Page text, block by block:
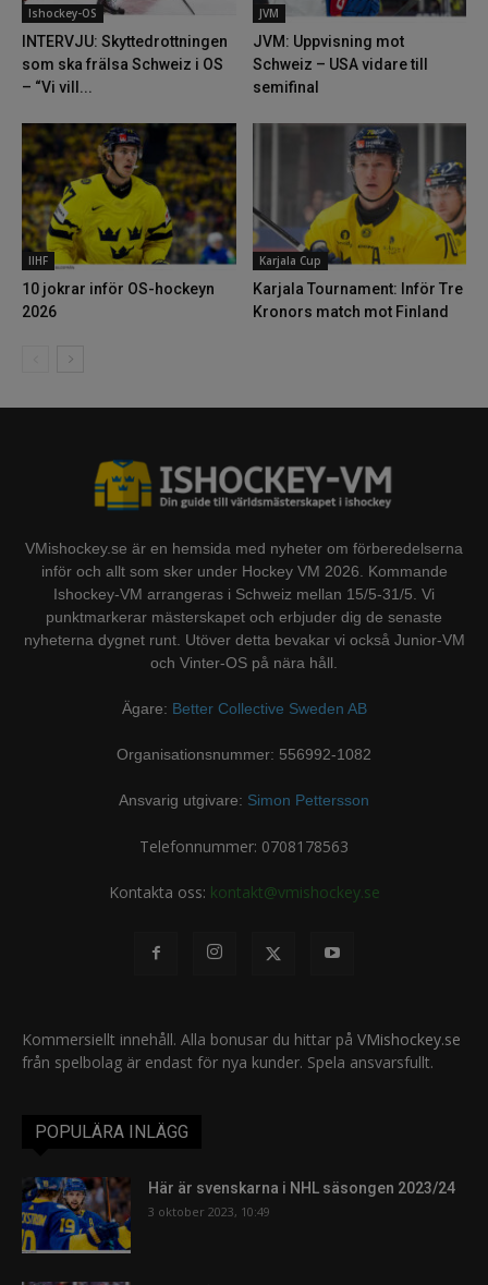
Ishockey-OS
INTERVJU: Skyttedrottningen
som ska frälsa Schweiz i OS
– “Vi vill...
JVM
JVM: Uppvisning mot
Schweiz – USA vidare till
semifinal
IIHF
10 jokrar inför OS-hockeyn
2026
Karjala Cup
Karjala Tournament: Inför Tre
Kronors match mot Finland
VMishockey.se är en hemsida med nyheter om förberedelserna
inför och allt som sker under Hockey VM 2026. Kommande
Ishockey-VM arrangeras i Schweiz mellan 15/5-31/5. Vi
punktmarkerar mästerskapet och erbjuder dig de senaste
nyheterna dygnet runt. Utöver detta bevakar vi också Junior-VM
och Vinter-OS på nära håll.
Ägare: Better Collective Sweden AB
Organisationsnummer: 556992-1082
Ansvarig utgivare: Simon Pettersson
Telefonnummer: 0708178563
Kontakta oss: kontakt@vmishockey.se
Kommersiellt innehåll. Alla bonusar du hittar på VMishockey.se
från spelbolag är endast för nya kunder. Spela ansvarsfullt.
POPULÄRA INLÄGG
Här är svenskarna i NHL säsongen 2023/24
3 oktober 2023, 10:49